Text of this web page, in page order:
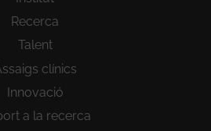
Recerca
Talent
clínics
Innovació
a la recerca